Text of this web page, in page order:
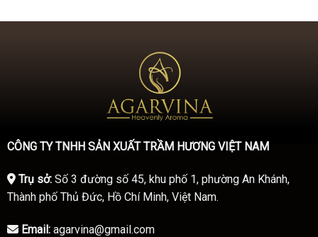
CÔNG TY TNHH SẢN XUẤT TRẦM HƯƠNG VIỆT NAM
Trụ sở: Số 3 đường số 45, khu phố 1, phường An Khánh,
Thành phố Thủ Đức, Hồ Chí Minh, Việt Nam.
Email: agarvina@gmail.com